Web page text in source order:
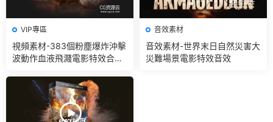
VIP專區
視頻素材-383個粉塵爆炸沖擊
波動作血液飛濺電影特效合成
音效素材
音效素材-世界末日自然災害大
災難場景電影特效音效